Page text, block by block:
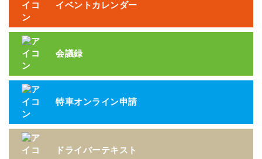
イベントカレンダー
会議録
特車オンライン申請
ドライバーテキスト